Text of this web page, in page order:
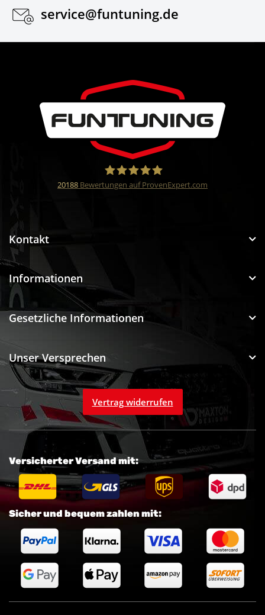
service@funtuning.de
20188 Bewertungen auf ProvenExpert.com
Kontakt
Informationen
Gesetzliche Informationen
Unser Versprechen
Vertrag widerrufen
Sicher und bequem zahlen mit:
Versicherter Versand mit: